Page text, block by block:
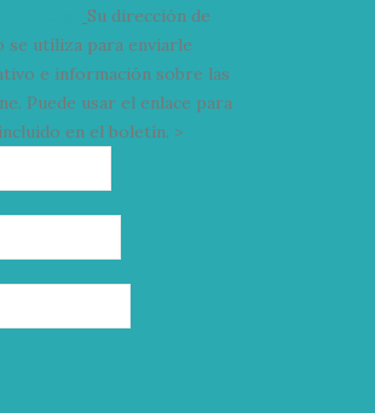
Su dirección de
utiliza para enviarle
e información sobre las
Puede usar el enlace para
en el boletín. >